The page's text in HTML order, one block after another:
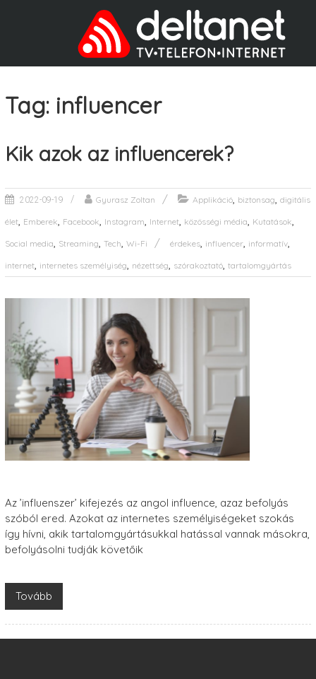
Tag: influencer
Kik azok az influencerek?
2022-09-19 Gyurasz Zoltan Applikáció, biztonsag, digitális
élet, Emberek, Facebook, Instagram, Internet, közösségi média, Kutatások,
Social media, Streaming, Tech, Wi-Fi érdekes, influencer, informatív,
internet, internetes személyiség, nézettség, szórakoztató, tartalomgyártás
Az ’influenszer’ kifejezés az angol influence, azaz befolyás
szóból ered. Azokat az internetes személyiségeket szokás
így hívni, akik tartalomgyártásukkal hatással vannak másokra,
befolyásolni tudják követőik
Tovább